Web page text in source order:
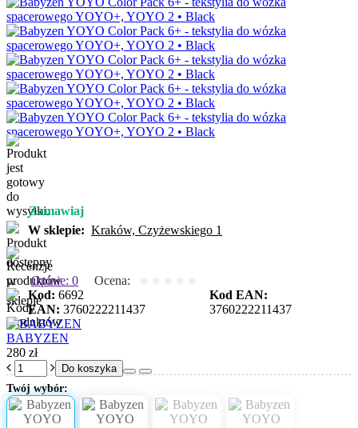
Zamawiaj
W sklepie: Kraków, Czyżewskiego 1
Opinie: 0
Ocena:
Kod: 6692
EAN: 3760222211437
Kod EAN:
3760222211437
BABYZEN
280 zł
Do koszyka
Twój wybór: